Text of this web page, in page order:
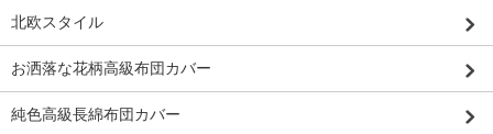
北欧スタイル
お洒落な花柄高級布団カバー
純色高級長綿布団カバー